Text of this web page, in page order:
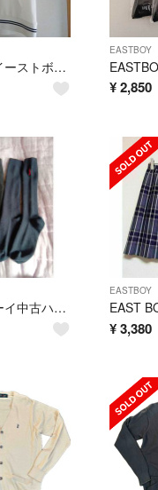
ガールズ イーストボーイ ポロシャツ(フード付き)
EASTBOY
¥2,850
イーストボーイ中古ハイソックス2足
EASTBOY
¥3,380